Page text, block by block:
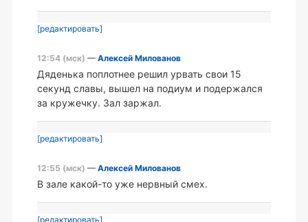
[редактировать]
12:54 (мск) — Алексей Милованов
Дяденька поплотнее решил урвать свои 15
секунд славы, вышел на подиум и подержался
за кружечку. Зал заржал.
[редактировать]
12:55 (мск) — Алексей Милованов
В зале какой-то уже нервный смех.
[редактировать]